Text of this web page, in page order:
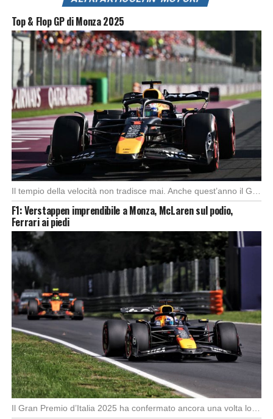
Foto: SkySport
Top & Flop GP di Monza 2025
F1: Verstappen imprendibile a Monza, McLaren sul podio,
Ferrari ai piedi